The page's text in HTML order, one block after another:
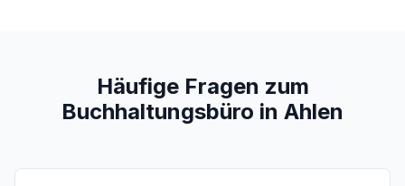
Häufige Fragen zum
Buchhaltungsbüro in Ahlen